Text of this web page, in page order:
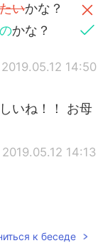
いかな？
かな？
2019.05.12 14:50
いね！！ お母
2019.05.12 14:13
к беседе